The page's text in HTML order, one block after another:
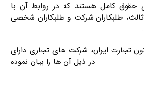
حقوق کامل هستند که در روابط آن با
طلبکاران شرکت و طلبکاران شخصی
با ماده ۲۰ قانون تجارت ایران، شرکت های تجاری دارای
در ذیل آن ها را بیان نموده